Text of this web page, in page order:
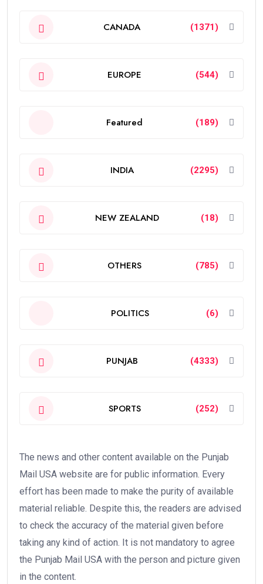
CANADA (1371)
EUROPE (544)
Featured (189)
INDIA (2295)
NEW ZEALAND (18)
OTHERS (785)
POLITICS (6)
PUNJAB (4333)
SPORTS (252)
The news and other content available on the Punjab
Mail USA website are for public information. Every
effort has been made to make the purity of available
material reliable. Despite this, the readers are advised
to check the accuracy of the material given before
taking any kind of action. It is not mandatory to agree
the Punjab Mail USA with the person and picture given
in the content.